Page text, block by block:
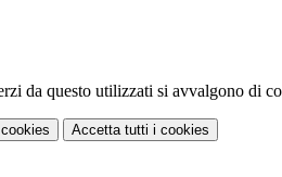
da questo utilizzati si avvalgono di
Accetta tutti i cookies